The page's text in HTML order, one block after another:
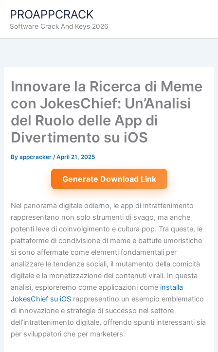
content
PROAPPCRACK
Software Crack And Keys 2026
Innovare la Ricerca di Meme
con JokesChief: Un’Analisi
del Ruolo delle App di
Divertimento su iOS
Byappcracker/April 21, 2025
Generate Download Link
Nel panorama digitale odierno, le app di intrattenimento
rappresentano non solo strumenti di svago, ma anche
potenti leve di coinvolgimento e cultura pop. Tra queste, le
piattaforme di condivisione di meme e battute umoristiche
si sono affermate come elementi fondamentali per
analizzare le tendenze sociali, il mutamento della comicità
digitale e la monetizzazione dei contenuti virali. In questa
analisi, esploreremo come applicazioni come installa
JokesChief su iOS rappresentino un esempio emblematico
di innovazione e strategie di successo nel settore
dell’intrattenimento digitale, offrendo spunti interessanti sia
per sviluppatori che per marketers.